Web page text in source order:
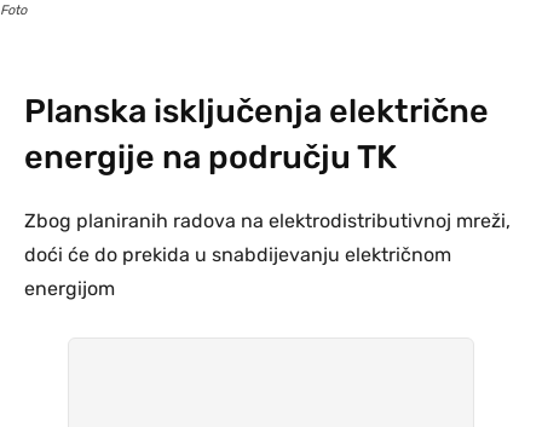
Foto
Planska isključenja električne
energije na području TK
Zbog planiranih radova na elektrodistributivnoj mreži,
doći će do prekida u snabdijevanju električnom
energijom